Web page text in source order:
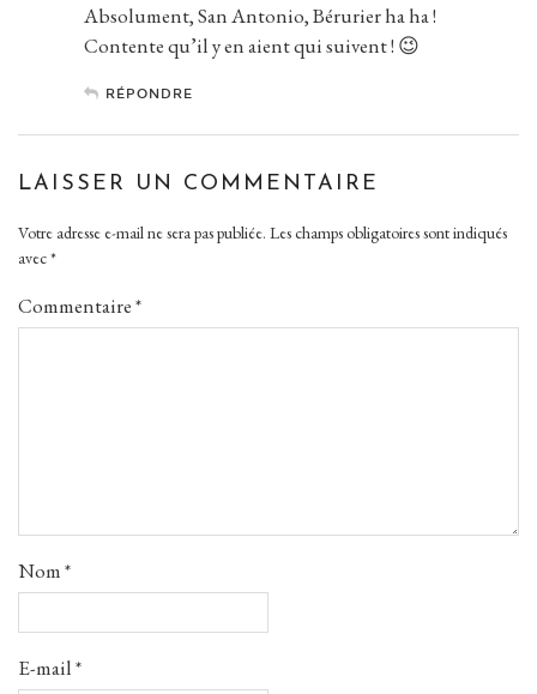
Absolument, San Antonio, Bérurier ha ha !
Contente qu’il y en aient qui suivent ! 😉
RÉPONDRE
LAISSER UN COMMENTAIRE
Votre adresse e-mail ne sera pas publiée. Les champs obligatoires sont indiqués
avec*
Commentaire*
Nom*
E-mail*